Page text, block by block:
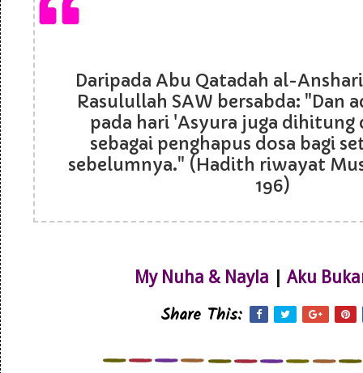
Daripada Abu Qatadah al-
Rasulullah SAW bersabda: "Dan
pada hari 'Asyura juga dihitung
sebagai penghapus dosa bagi
sebelumnya." (Hadith riwayat
196)
My Nuha & Nayla | Aku
Share This: